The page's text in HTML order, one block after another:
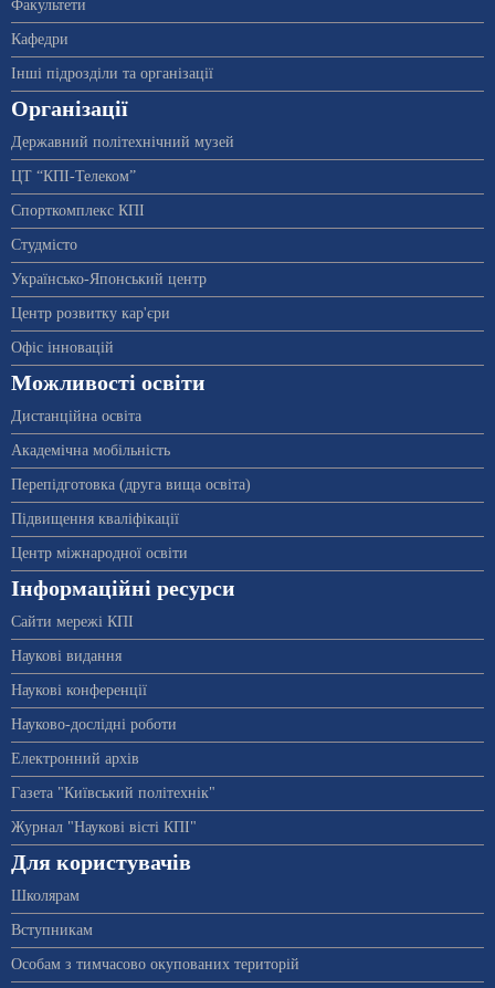
Факультети
Кафедри
Інші підрозділи та організації
Організації
Державний політехнічний музей
ЦТ “КПІ-Телеком”
Спорткомплекс КПІ
Студмісто
Українсько-Японський центр
Центр розвитку кар'єри
Офіс інновацій
Можливості освіти
Дистанційна освіта
Академічна мобільність
Перепідготовка (друга вища освіта)
Підвищення кваліфікації
Центр міжнародної освіти
Інформаційні ресурси
Сайти мережі КПІ
Наукові видання
Наукові конференції
Науково-дослідні роботи
Електронний архів
Газета "Київський політехнік"
Журнал "Наукові вісті КПІ"
Для користувачів
Школярам
Вступникам
Особам з тимчасово окупованих територій